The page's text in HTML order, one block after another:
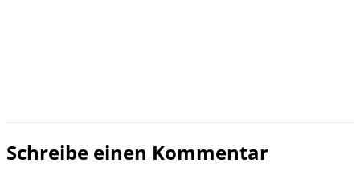
Schreibe einen Kommentar